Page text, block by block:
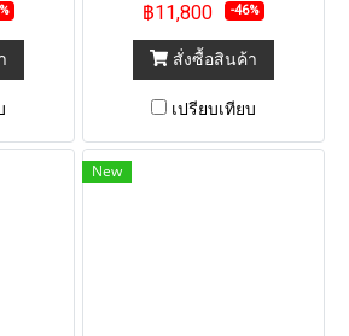
฿11,800 -46%
สั่งซื้อสินค้า
เปรียบเทียบ
New